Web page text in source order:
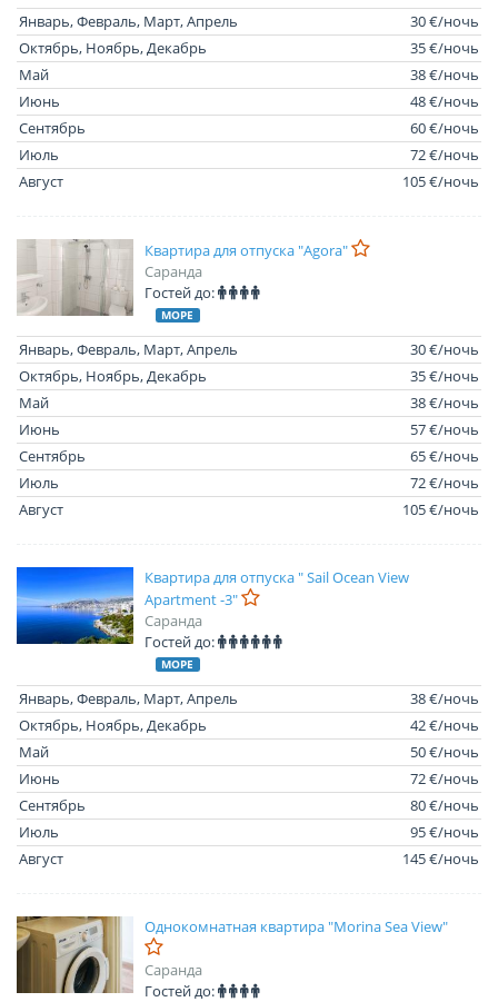
Январь, Февраль, Март, Апрель
30 €/ночь
Октябрь, Ноябрь, Декабрь
35 €/ночь
Май
38 €/ночь
Июнь
48 €/ночь
Сентябрь
60 €/ночь
Июль
72 €/ночь
Август
105 €/ночь
Квартира для отпуска "Agora"
Саранда
Гостей до:
МОРЕ
Январь, Февраль, Март, Апрель
30 €/ночь
Октябрь, Ноябрь, Декабрь
35 €/ночь
Май
38 €/ночь
Июнь
57 €/ночь
Сентябрь
65 €/ночь
Июль
72 €/ночь
Август
105 €/ночь
Квартира для отпуска " Sail Ocean View
Apartment -3"
Саранда
Гостей до:
МОРЕ
Январь, Февраль, Март, Апрель
38 €/ночь
Октябрь, Ноябрь, Декабрь
42 €/ночь
Май
50 €/ночь
Июнь
72 €/ночь
Сентябрь
80 €/ночь
Июль
95 €/ночь
Август
145 €/ночь
Однокомнатная квартира "Morina Sea View"
Саранда
Гостей до: